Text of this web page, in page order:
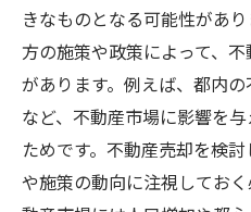
きなものとなる可能性があ
方の施策や政策によって、
があります。例えば、都内
など、不動産市場に影響を
ためです。不動産売却を検
や施策の動向に注視してお